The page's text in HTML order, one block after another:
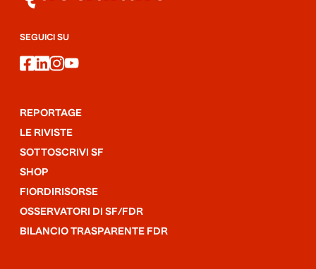
SEGUICI SU
facebook
linkedin
instagram
youtube
REPORTAGE
LE RIVISTE
SOTTOSCRIVI SF
SHOP
FIORDIRISORSE
OSSERVATORI DI SF/FDR
BILANCIO TRASPARENTE FDR